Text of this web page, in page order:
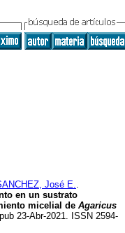
José E..
en un sustrato
micelial de Agaricus
23-Abr-2021. ISSN 2594-